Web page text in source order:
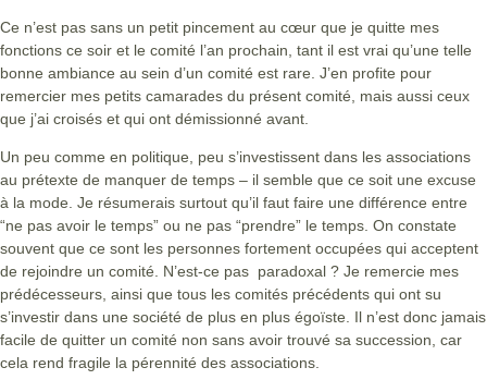
Ce n’est pas sans un petit pincement au cœur que je quitte mes
fonctions ce soir et le comité l’an prochain, tant il est vrai qu’une telle
bonne ambiance au sein d’un comité est rare. J’en profite pour
remercier mes petits camarades du présent comité, mais aussi ceux
que j’ai croisés et qui ont démissionné avant.
Un peu comme en politique, peu s’investissent dans les associations
au prétexte de manquer de temps – il semble que ce soit une excuse
à la mode. Je résumerais surtout qu’il faut faire une différence entre
“ne pas avoir le temps” ou ne pas “prendre” le temps. On constate
souvent que ce sont les personnes fortement occupées qui acceptent
de rejoindre un comité. N’est-ce pas paradoxal ? Je remercie mes
prédécesseurs, ainsi que tous les comités précédents qui ont su
s’investir dans une société de plus en plus égoïste. Il n’est donc jamais
facile de quitter un comité non sans avoir trouvé sa succession, car
cela rend fragile la pérennité des associations.